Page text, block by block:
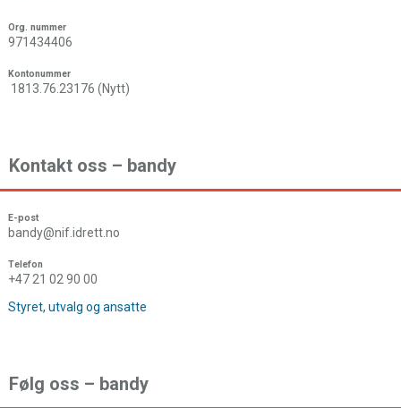
Org. nummer
971434406
Kontonummer
1813.76.23176 (Nytt)
Kontakt oss – bandy
E-post
bandy@nif.idrett.no
Telefon
+47 21 02 90 00
Styret, utvalg og ansatte
Følg oss – bandy